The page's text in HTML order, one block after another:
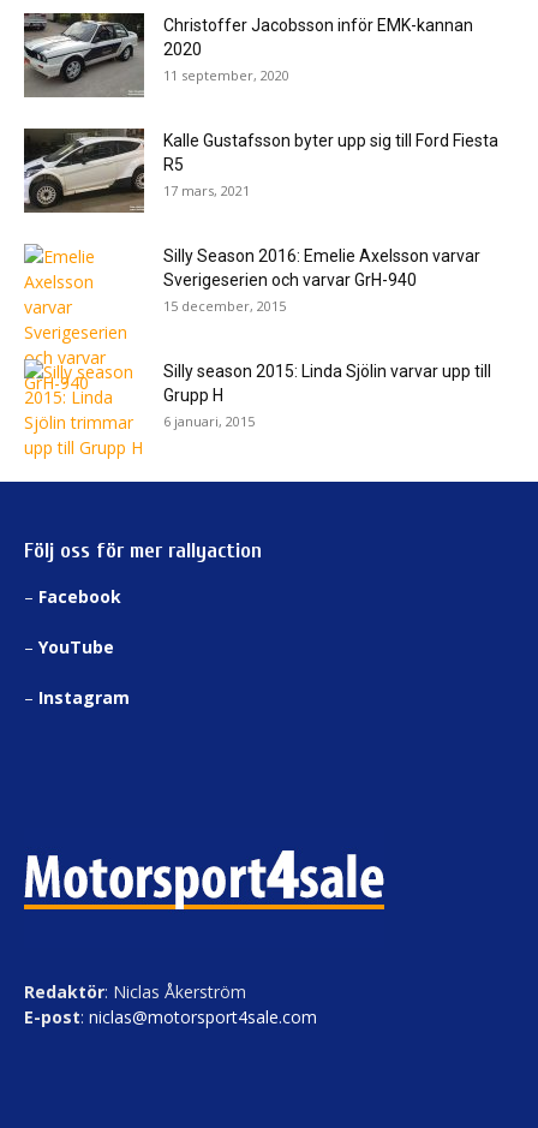
Christoffer Jacobsson inför EMK-kannan
2020
11 september, 2020
Kalle Gustafsson byter upp sig till Ford Fiesta
R5
17 mars, 2021
Silly Season 2016: Emelie Axelsson varvar
Sverigeserien och varvar GrH-940
15 december, 2015
Silly season 2015: Linda Sjölin varvar upp till
Grupp H
6 januari, 2015
Följ oss för mer rallyaction
– Facebook
– YouTube
– Instagram
Redaktör: Niclas Åkerström
E-post: niclas@motorsport4sale.com